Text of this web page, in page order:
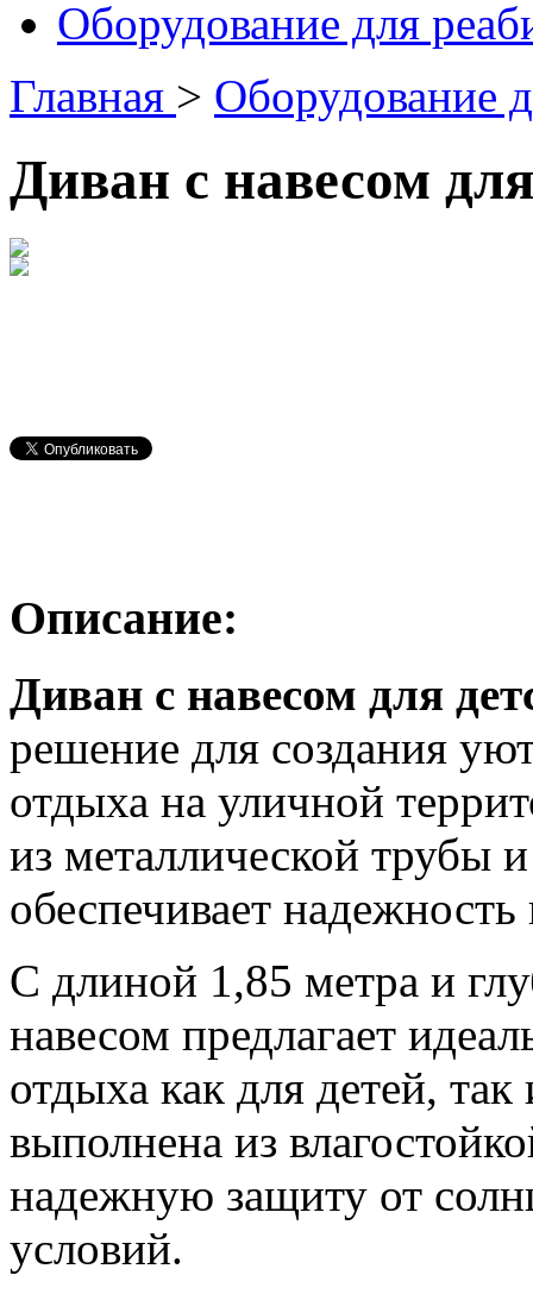
Оборудование для
Главная > Оборудование
Диван с навесом
Описание:
Диван с навесом для
решение для создания
отдыха на уличной
из металлической трубы
обеспечивает
С длиной 1,85 метра и
навесом предлагает
отдыха как для детей,
выполнена из
надежную защиту от
условий.